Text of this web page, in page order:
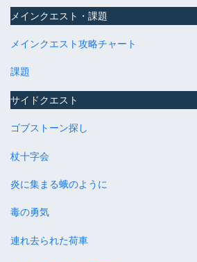
メインクエスト・課題
メインクエスト攻略チャート
課題
サイドクエスト
ゴブストーン探し
杖十字会
炎に集まる蛾のように
毒の勇気
連れ去られた荷車